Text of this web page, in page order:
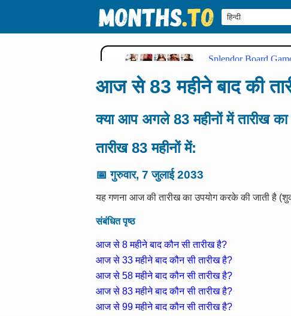
आज से 83 महीने बाद की
क्या आप अगले 83 महीनों में तारीख
तारीख 83 महीनों में:
📅 गुरुवार, 7 जुलाई 2033
यह गणना आज की तारीख का उपयोग करके की जाती है
संबंधित पृष्ठ
आज से 8 महीने बाद कौन सी तारीख है?
आज से 33 महीने बाद कौन सी तारीख है?
आज से 58 महीने बाद कौन सी तारीख है?
आज से 83 महीने बाद कौन सी तारीख है?
आज से 99 महीने बाद कौन सी तारीख है?